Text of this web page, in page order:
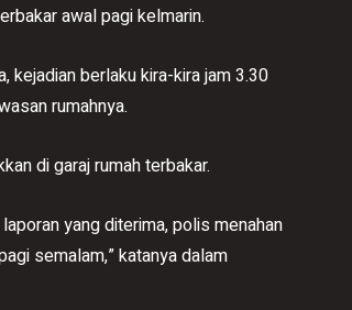
awal pagi kelmarin.
kejadian berlaku kira-kira jam 3.30
rumahnya.
di garaj rumah terbakar.
yang diterima, polis menahan
semalam,” katanya dalam